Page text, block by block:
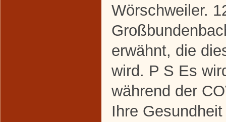
Wörschweiler.
erwähnt, die
wird. P S Es
während der
Ihre